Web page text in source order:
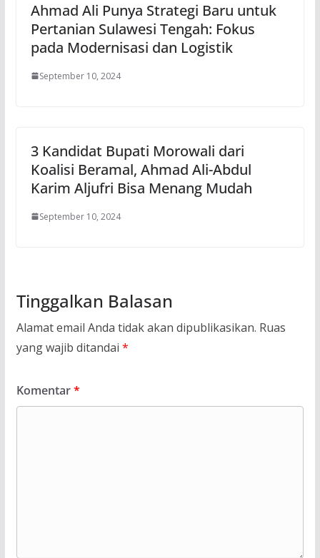
Ahmad Ali Punya Strategi Baru untuk
Pertanian Sulawesi Tengah: Fokus
pada Modernisasi dan Logistik
September 10, 2024
3 Kandidat Bupati Morowali dari
Koalisi Beramal, Ahmad Ali-Abdul
Karim Aljufri Bisa Menang Mudah
September 10, 2024
Tinggalkan Balasan
Alamat email Anda tidak akan dipublikasikan. Ruas
yang wajib ditandai *
Komentar*